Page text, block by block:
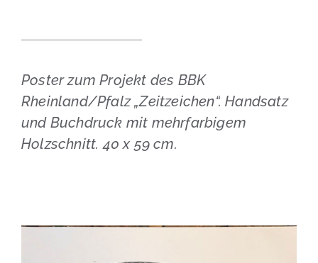
Poster zum Projekt des BBK
Rheinland/Pfalz „Zeitzeichen“. Handsatz
und Buchdruck mit mehrfarbigem
Holzschnitt. 40 x 59 cm.